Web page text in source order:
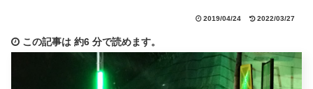
2019/04/24 2022/03/27
この記事は 約6 分で読めます。